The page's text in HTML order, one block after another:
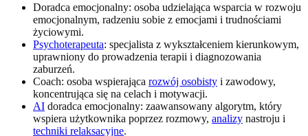
Doradca emocjonalny: osoba udzielająca wsparcia w rozwoju
emocjonalnym, radzeniu sobie z emocjami i trudnościami
życiowymi.
Psychoterapeuta: specjalista z wykształceniem kierunkowym,
uprawniony do prowadzenia terapii i diagnozowania
zaburzeń.
Coach: osoba wspierająca rozwój osobisty i zawodowy,
koncentrująca się na celach i motywacji.
AI doradca emocjonalny: zaawansowany algorytm, który
wspiera użytkownika poprzez rozmowy, analizy nastroju i
techniki relaksacyjne.